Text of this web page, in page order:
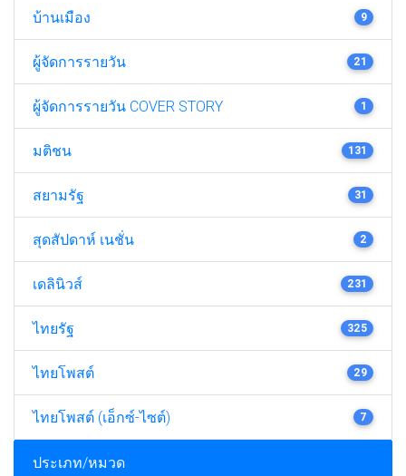
บ้านเมือง 9
ผู้จัดการรายวัน 21
ผู้จัดการรายวัน COVER STORY 1
มติชน 131
สยามรัฐ 31
สุดสัปดาห์ เนชั่น 2
เดลินิวส์ 231
ไทยรัฐ 325
ไทยโพสต์ 29
ไทยโพสต์ (เอ็กซ์-ไซต์) 7
ประเภท/หมวด